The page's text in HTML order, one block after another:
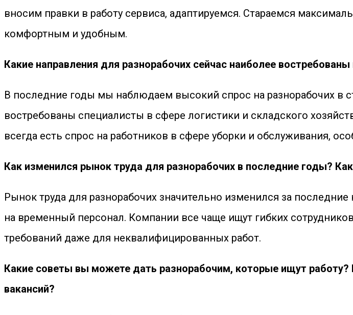
вносим правки в работу сервиса, адаптируемся. Стараемся
комфортным и удобным.
Какие направления для разнорабочих сейчас наиболее востребованы
В последние годы мы наблюдаем высокий спрос на разнорабочих в
востребованы специалисты в сфере логистики и складского
всегда есть спрос на работников в сфере уборки и обслуживания,
Как изменился рынок труда для разнорабочих в последние годы?
Рынок труда для разнорабочих значительно изменился за
на временный персонал. Компании все чаще ищут гибких
требований даже для неквалифицированных работ.
Какие советы вы можете дать разнорабочим, которые ищут
вакансий?